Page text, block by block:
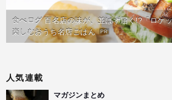
食べログ 百名店の味が、並ばず届く!?「ロケ
楽しむおうち名店ごはん PR
人気連載
マガジンまとめ